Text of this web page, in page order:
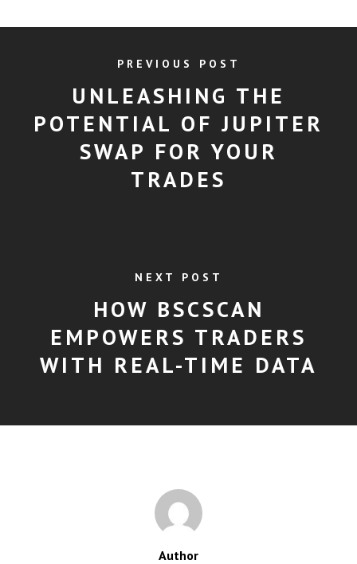
PREVIOUS POST
UNLEASHING THE
POTENTIAL OF JUPITER
SWAP FOR YOUR
TRADES
NEXT POST
HOW BSCSCAN
EMPOWERS TRADERS
WITH REAL-TIME DATA
Author